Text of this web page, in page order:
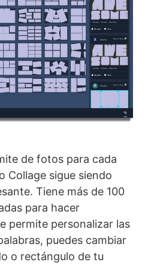
de fotos para cada
Collage sigue siendo
Tiene más de 100
para hacer
permite personalizar las
puedes cambiar
o rectángulo de tu